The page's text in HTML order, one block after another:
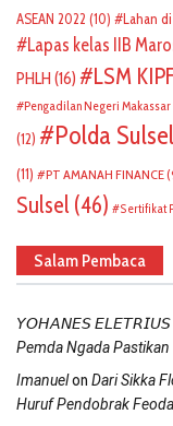
ASEAN 2022 (10) Lahan
Lapas kelas IIB
PHLH (16) LSM
Pengadilan Negeri Makassar
(12)
Polda Sulsel
(11)
PT AMANAH FINANCE
Sulsel (46) Sertifikat
Salam Pembaca
𝘠𝘖𝘏𝘈𝘕𝘌𝘚 𝘌𝘓𝘌𝘛𝘙𝘐𝘜𝘚
Pemda Ngada Pastikan
Imanuelon Dari Sikka
Huruf Pendobrak